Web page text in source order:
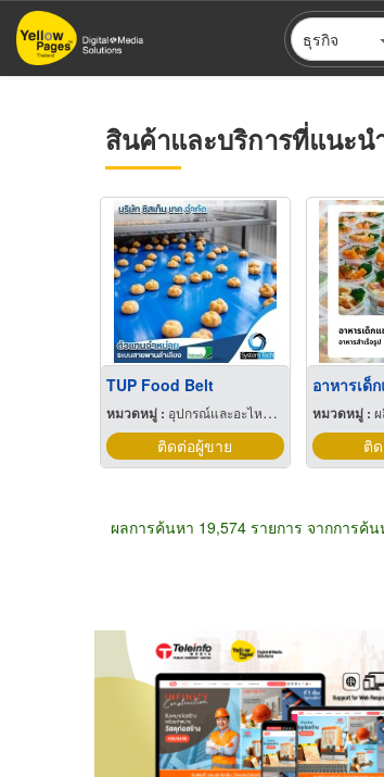
ข้าม
ไป
ธุรกิจ
สินค้าและบริการที่แนะน
TUP Food Belt
หมวดหมู่ : อุปกรณ์และอะไหล่เครื่องลำเลียงวัสดุ
ติดต่อผู้ขาย
อาหารเด็
หมวดหมู่ :
ติ
ผลการค้นหา 19,574 รายการ จากการค้น
ขายส่ง ขายปลีก ผู้ผลิต